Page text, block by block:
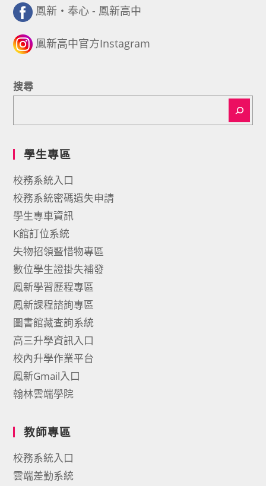
鳳新・奉心 - 鳳新高中
鳳新高中官方Instagram
搜尋
學生專區
校務系統入口
校務系統密碼遺失申請
學生專車資訊
K館訂位系統
失物招領暨惜物專區
數位學生證掛失補發
鳳新學習歷程專區
鳳新課程諮詢專區
圖書館藏查詢系統
高三升學資訊入口
校內升學作業平台
鳳新Gmail入口
翰林雲端學院
教師專區
校務系統入口
雲端差勤系統